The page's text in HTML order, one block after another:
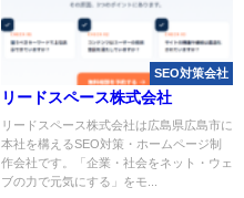
SEO対策会社
リードスペース株式会社
リードスペース株式会社は広島県広島市に
本社を構えるSEO対策・ホームページ制
作会社です。「企業・社会をネット・ウェ
ブの力で元気にする」をモ...